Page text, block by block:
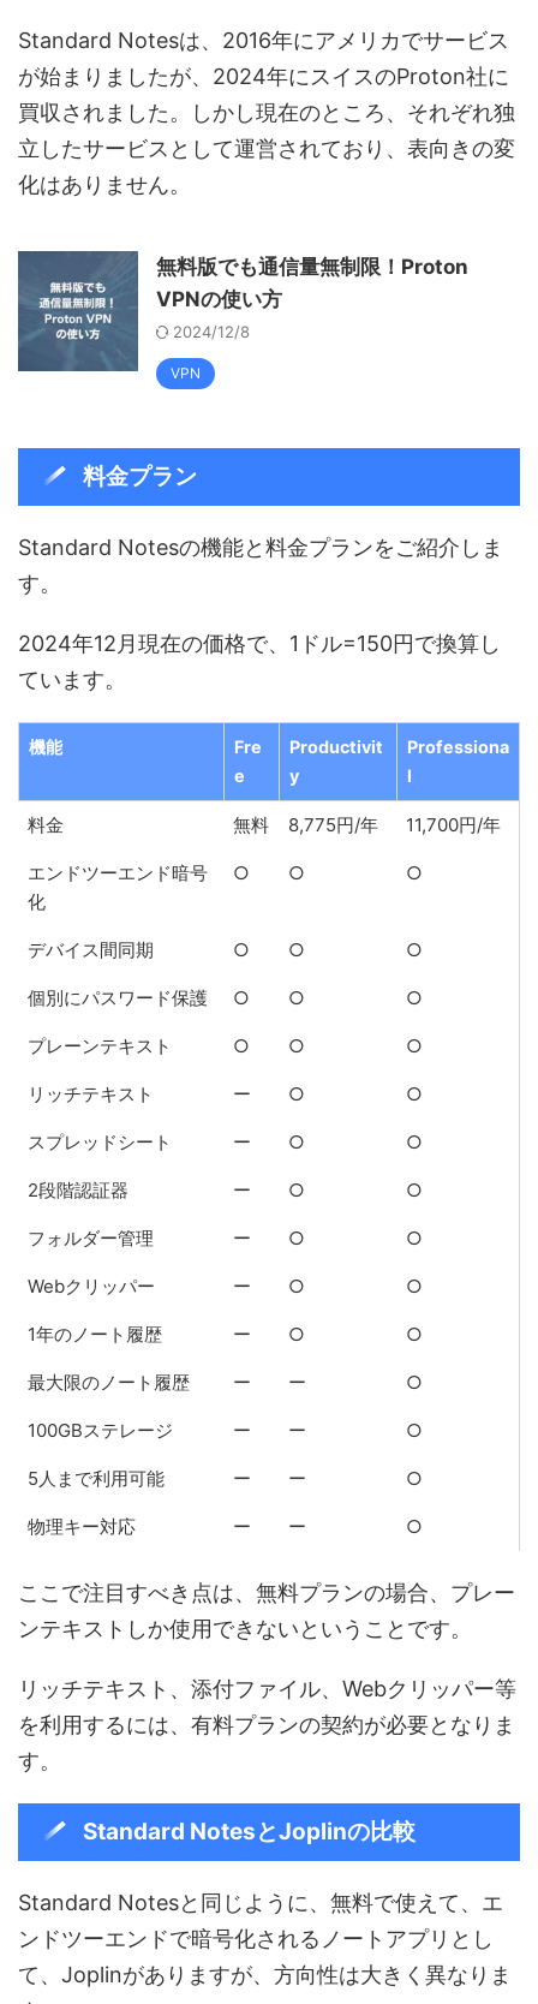
Standard Notesは、2016年にアメリカでサービス
が始まりましたが、2024年にスイスのProton社に
買収されました。しかし現在のところ、それぞれ独
立したサービスとして運営されており、表向きの変
化はありません。
無料版でも通信量無制限！Proton
VPNの使い方
2024/12/8
VPN
料金プラン
Standard Notesの機能と料金プランをご紹介しま
す。
2024年12月現在の価格で、1ドル=150円で換算し
ています。
機能
Fre
e
Productivit
y
Professiona
l
料金 無料 8,775円/年 11,700円/年
エンドツーエンド暗号
化
○ ○ ○
デバイス間同期 ○ ○ ○
個別にパスワード保護 ○ ○ ○
プレーンテキスト ○ ○ ○
リッチテキスト ー ○ ○
スプレッドシート ー ○ ○
2段階認証器 ー ○ ○
フォルダー管理 ー ○ ○
Webクリッパー ー ○ ○
1年のノート履歴 ー ○ ○
最大限のノート履歴 ー ー ○
100GBステレージ ー ー ○
5人まで利用可能 ー ー ○
物理キー対応 ー ー ○
ここで注目すべき点は、無料プランの場合、プレー
ンテキストしか使用できないということです。
リッチテキスト、添付ファイル、Webクリッパー等
を利用するには、有料プランの契約が必要となりま
す。
Standard NotesとJoplinの比較
Standard Notesと同じように、無料で使えて、エ
ンドツーエンドで暗号化されるノートアプリとし
て、Joplinがありますが、方向性は大きく異なりま